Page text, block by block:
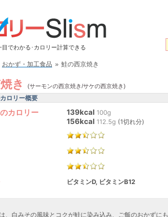
でわかる･カロリー計算できる
おかず・加工食品 » 鮭の西京焼き
き (サーモンの西京焼き/サケの西京焼き)
ロリー概要
カロリー 139kcal 100g
156kcal 112.5g (1切れ分)
ビタミンD, ビタミンB12
、白みその風味とコクが鮭に染み込み、ご飯のおかずにも